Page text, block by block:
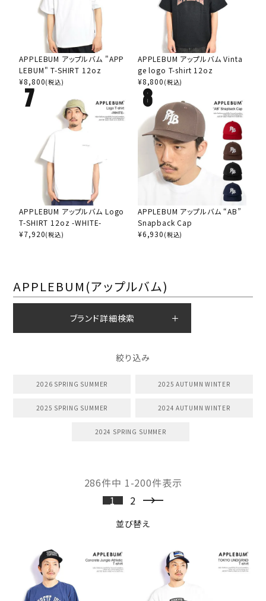
APPLEBUM アップルバム "APP
LEBUM" T-SHIRT 12oz
¥8,800(税込)
APPLEBUM アップルバム Vinta
ge logo T-shirt 12oz
¥8,800 (税込)
APPLEBUM アップルバム Logo
T-SHIRT 12oz -WHITE-
¥7,920(税込)
APPLEBUM アップルバム “AB”
Snapback Cap
¥6,930 (税込)
APPLEBUM(アップルバム)
ブランド詳細検索
絞り込み
2026 SPRING SUMMER 2025 AUTUMN WINTER
2025 SPRING SUMMER 2024 AUTUMN WINTER
2024 SPRING SUMMER
並び替え
286件中 1-200件表示
1
2